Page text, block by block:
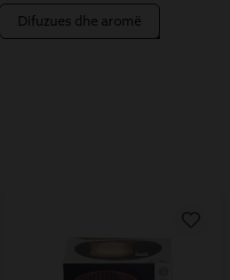
Difuzues dhe aromë